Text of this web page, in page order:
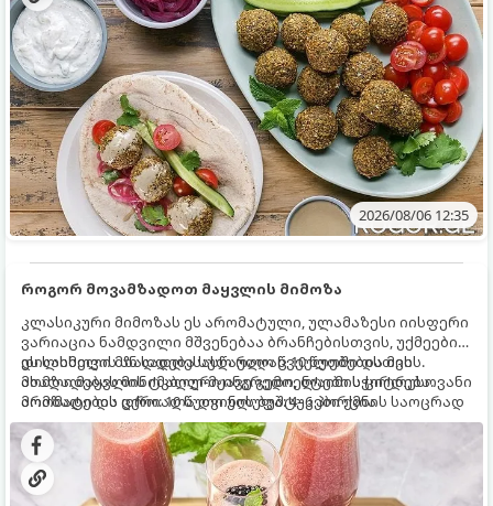
2026/08/06 12:35
როგორ მოვამზადოთ მაყვლის მიმოზა
კლასიკური მიმოზას ეს არომატული, ულამაზესი იისფერი
ვარიაცია ნამდვილი მშვენებაა ბრანჩებისთვის, უქმეების
დილისთვის ან სადღესასწაულო წვეულებებისთვის.
ახალი მაყვლის ტკბილ-მჟავე გემო, ლაიმის ციტრუსოვანი
არომატი და ცქრიალა ღვინის ბუშტუკები ქმნის საოცრად
დახვეწილ და მაგრილებელ კოქტეილს.
ეს სასმელი მზადდება სულ რაღაც 10 წუთში და მის
მომზადებას მინიმალური ინგრედიენტები სჭირდება.
მომზადების დრო: 10 წუთი ულუფა: 4–6 პორცია